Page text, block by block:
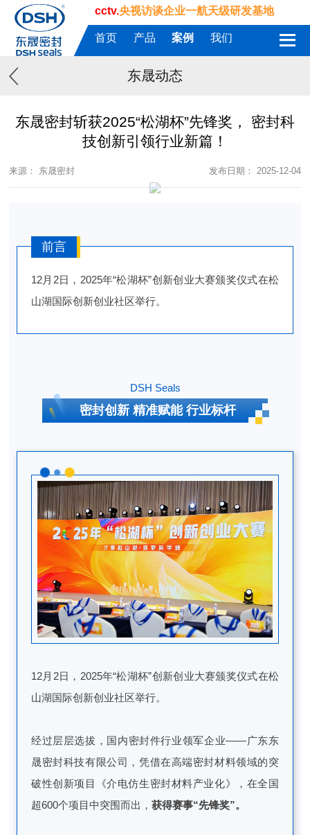
cctv.央视访谈企业一航天级研发基地
首页 产品 案例 我们
东晟动态
东晟密封斩获2025“松湖杯”先锋奖， 密封科
技创新引领行业新篇！
来源： 东晟密封 发布日期： 2025-12-04
前言
12月2日，2025年“松湖杯”创新创业大赛颁奖仪式在松
山湖国际创新创业社区举行。
DSH Seals
密封创新 精准赋能 行业标杆
12月2日，2025年“松湖杯”创新创业大赛颁奖仪式在松
山湖国际创新创业社区举行。
经过层层选拔，国内密封件行业领军企业——广东东
晟密封科技有限公司，凭借在高端密封材料领域的突
破性创新项目《介电仿生密封材料产业化》，在全国
超600个项目中突围而出， 获得赛事“先锋奖”。